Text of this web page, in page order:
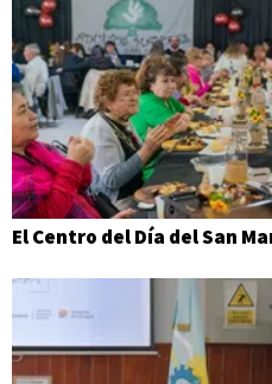
El Centro del Día del San